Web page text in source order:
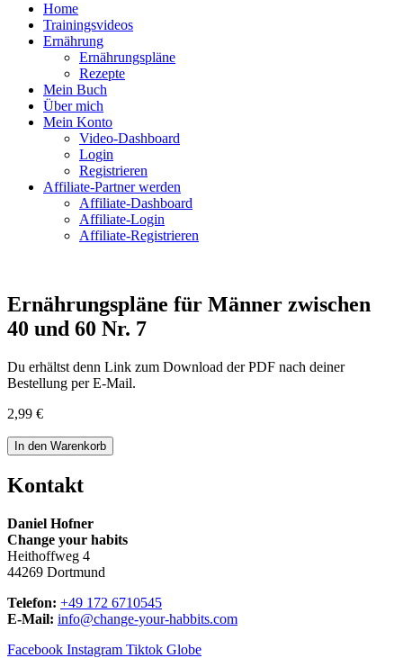
Home
Trainingsvideos
Ernährung
Ernährungspläne
Rezepte
Mein Buch
Über mich
Mein Konto
Video-Dashboard
Login
Registrieren
Affiliate-Partner werden
Affiliate-Dashboard
Affiliate-Login
Affiliate-Registrieren
Ernährungspläne für Männer zwischen
40 und 60 Nr. 7
Du erhältst denn Link zum Download der PDF nach deiner
Bestellung per E-Mail.
2,99 €
Ernährungspläne
für
Männer
zwischen
und
60
Nr.
7
In den Warenkorb
Kontakt
Daniel Hofner
Change your habits
Heithoffweg 4
44269 Dortmund
Telefon: +49 172 6710545
E-Mail: info@change-your-habbits.com
Facebook Instagram Tiktok Globe